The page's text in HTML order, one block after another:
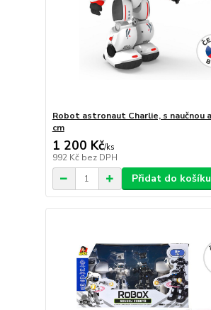
Robot astronaut Charlie, s naučnou
cm
1 200 Kč/ks
992 Kč bez DPH
Přidat do košíku